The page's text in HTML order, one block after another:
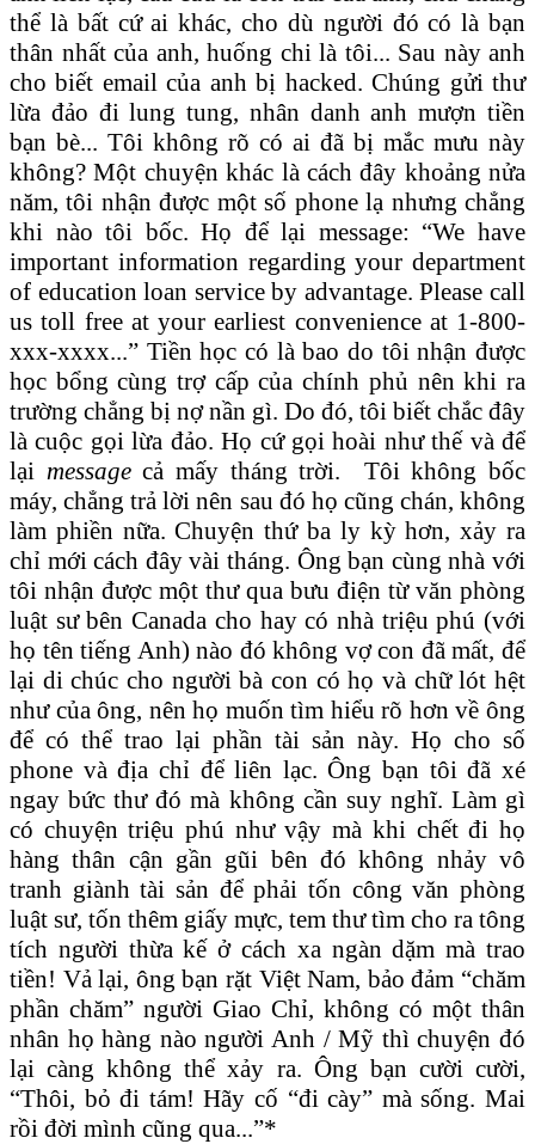
thể là bất cứ ai khác, cho dù người đó có là bạn
thân nhất của anh, huống chi là tôi... Sau này anh
cho biết email của anh bị hacked. Chúng gửi thư
lừa đảo đi lung tung, nhân danh anh mượn tiền
bạn bè... Tôi không rõ có ai đã bị mắc mưu này
không? Một chuyện khác là cách đây khoảng nửa
năm, tôi nhận được một số phone lạ nhưng chẳng
khi nào tôi bốc. Họ để lại message: “We have
important information regarding your department
of education loan service by advantage. Please call
us toll free at your earliest convenience at 1-800-
xxx-xxxx...” Tiền học có là bao do tôi nhận được
học bổng cùng trợ cấp của chính phủ nên khi ra
trường chẳng bị nợ nần gì. Do đó, tôi biết chắc đây
là cuộc gọi lừa đảo. Họ cứ gọi hoài như thế và để
lại messagecả mấy tháng trời. Tôi không bốc
máy, chẳng trả lời nên sau đó họ cũng chán, không
làm phiền nữa. Chuyện thứ ba ly kỳ hơn, xảy ra
chỉ mới cách đây vài tháng. Ông bạn cùng nhà với
tôi nhận được một thư qua bưu điện từ văn phòng
luật sư bên Canada cho hay có nhà triệu phú (với
họ tên tiếng Anh) nào đó không vợ con đã mất, để
lại di chúc cho người bà con có họ và chữ lót hệt
như của ông, nên họ muốn tìm hiểu rõ hơn về ông
để có thể trao lại phần tài sản này. Họ cho số
phone và địa chỉ để liên lạc. Ông bạn tôi đã xé
ngay bức thư đó mà không cần suy nghĩ. Làm gì
có chuyện triệu phú như vậy mà khi chết đi họ
hàng thân cận gần gũi bên đó không nhảy vô
tranh giành tài sản để phải tốn công văn phòng
luật sư, tốn thêm giấy mực, tem thư tìm cho ra tông
tích người thừa kế ở cách xa ngàn dặm mà trao
tiền! Vả lại, ông bạn rặt Việt Nam, bảo đảm “chăm
phần chăm” người Giao Chỉ, không có một thân
nhân họ hàng nào người Anh / Mỹ thì chuyện đó
lại càng không thể xảy ra. Ông bạn cười cười,
“Thôi, bỏ đi tám! Hãy cố “đi cày” mà sống. Mai
rồi đời mình cũng qua...”*